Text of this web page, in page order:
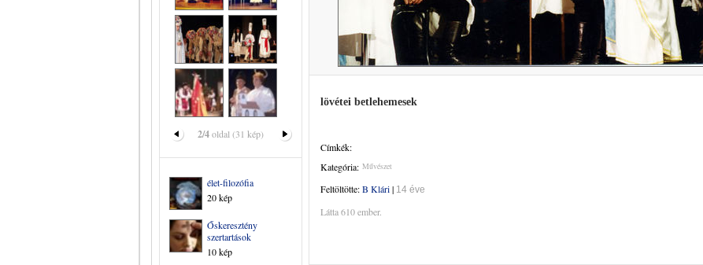
2/4oldal (31 kép)
élet-filozófia
20 kép
Őskeresztény
szertartások
10 kép
lövétei betlehemesek
Címkék:
Kategória: Művészet
Feltöltötte:B Klári| 14 éve
Látta 610 ember.